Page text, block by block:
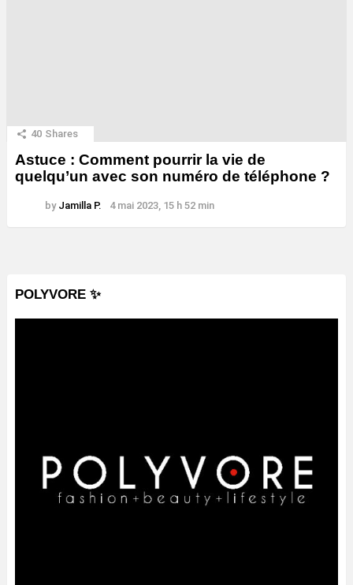
40 Shares
Astuce : Comment pourrir la vie de
quelqu’un avec son numéro de téléphone ?
by Jamilla P. 4 mai 2023, 15 h 52 min
POLYVORE ✨